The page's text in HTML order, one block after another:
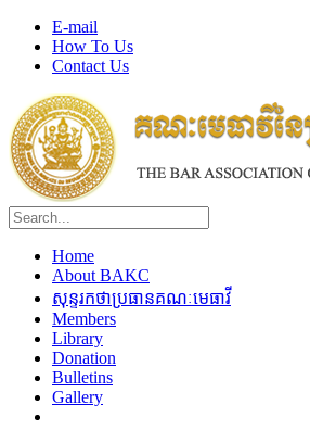
E-mail
How To Us
Contact Us
Home
About BAKC
សុន្ទរកថាប្រធានគណៈមេធាវី
Members
Library
Donation
Bulletins
Gallery